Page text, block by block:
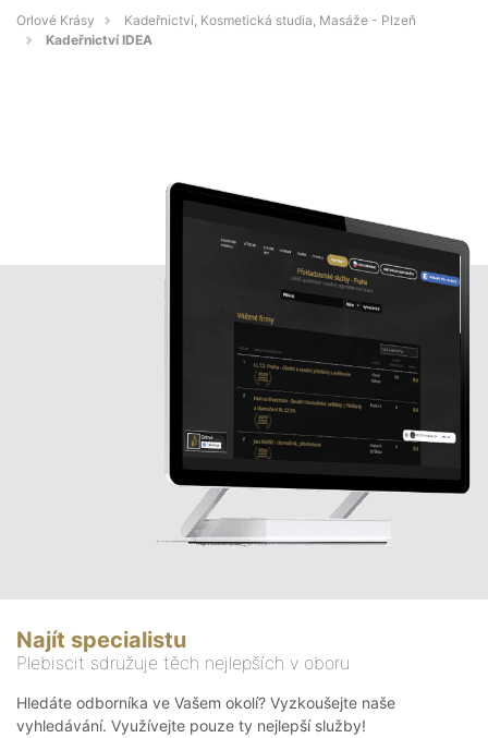
Orlové Krásy
Kadeřnictví, Kosmetická studia, Masáže - Plzeň
Kadeřnictví IDEA
Najít specialistu
Plebiscit sdružuje těch nejlepších v oboru
Hledáte odborníka ve Vašem okolí? Vyzkoušejte naše
vyhledávání. Využívejte pouze ty nejlepší služby!